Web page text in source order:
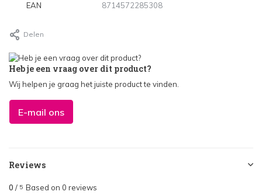
EAN 8714572285308
Delen
Heb je een vraag over dit product?
Wij helpen je graag het juiste product te vinden.
E-mail ons
Reviews
0 / 5 Based on 0 reviews